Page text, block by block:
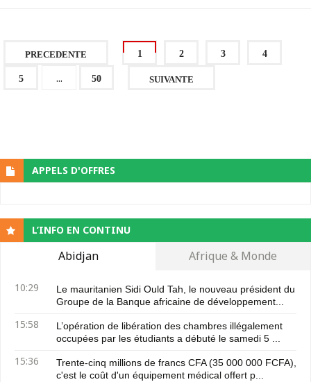
PRECEDENTE 1 2 3 4
5 ... 50 SUIVANTE
APPELS D'OFFRES
L’INFO EN CONTINU
Abidjan Afrique & Monde
10:29
Le mauritanien Sidi Ould Tah, le nouveau président du
Groupe de la Banque africaine de développement...
15:58
L’opération de libération des chambres illégalement
occupées par les étudiants a débuté le samedi 5 ...
15:36
Trente-cinq millions de francs CFA (35 000 000 FCFA),
c'est le coût d'un équipement médical offert p...